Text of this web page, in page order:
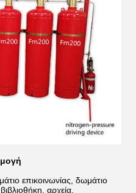
επικοινωνίας, δωμάτιο
αρχεία,